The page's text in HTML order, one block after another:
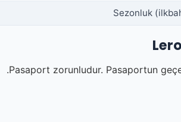
Sezonluk
Pasaport zorunludur. Pasaportun